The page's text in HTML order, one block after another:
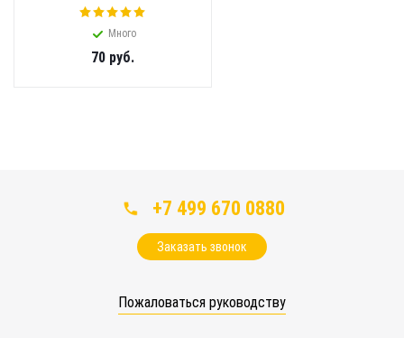
Много
70 руб.
+7 499 670 0880
Заказать звонок
Пожаловаться руководству